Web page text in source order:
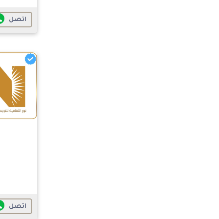
اتصل
اتصل